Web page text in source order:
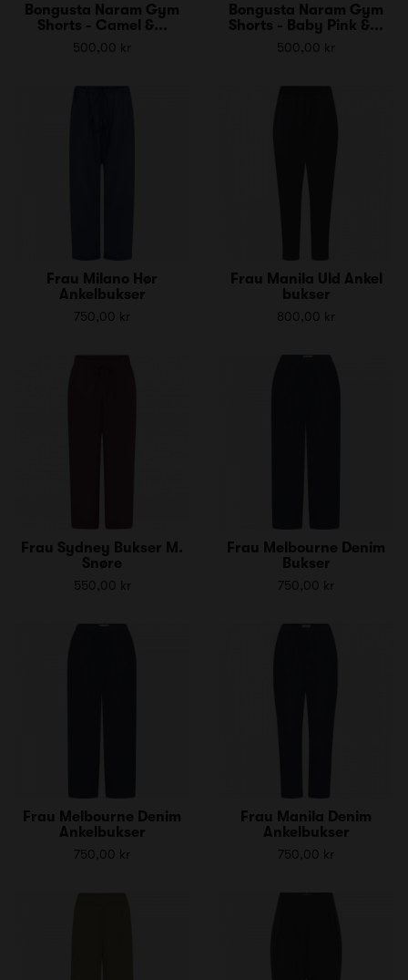
Bongusta Naram Gym
Shorts - Camel &...
500,00 kr
Bongusta Naram Gym
Shorts - Baby Pink &...
500,00 kr
Frau Milano Hør
Ankelbukser
750,00 kr
Frau Manila Uld Ankel
bukser
800,00 kr
Frau Sydney Bukser M.
Snøre
550,00 kr
Frau Melbourne Denim
Bukser
750,00 kr
Frau Melbourne Denim
Ankelbukser
750,00 kr
Frau Manila Denim
Ankelbukser
750,00 kr